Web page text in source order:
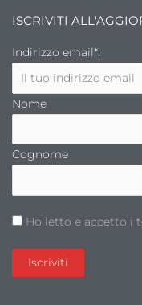
ISCRIVITI
Indirizzo email*:
Nome
Cognome
Ho letto e accetto i